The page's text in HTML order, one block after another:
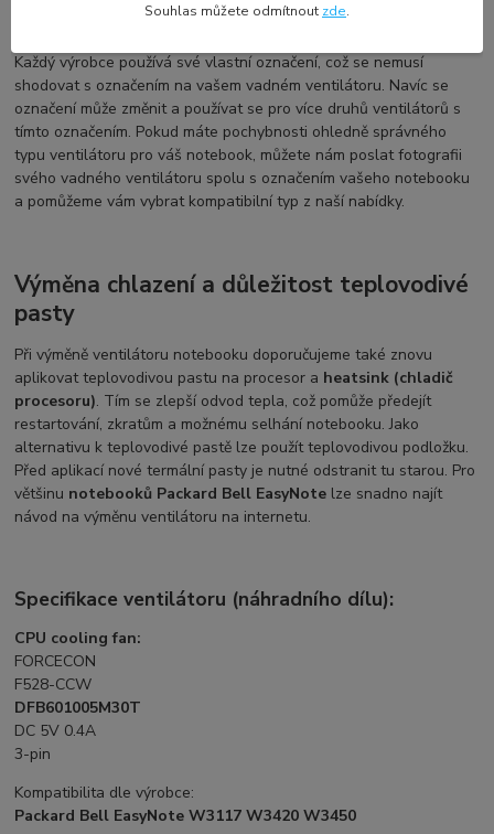
Packard Bell
Každý výrobce používá své vlastní označení, což se nemusí
shodovat s označením na vašem vadném ventilátoru. Navíc se
označení může změnit a používat se pro více druhů ventilátorů s
tímto označením. Pokud máte pochybnosti ohledně správného
typu ventilátoru pro váš notebook, můžete nám poslat fotografii
svého vadného ventilátoru spolu s označením vašeho notebooku
a pomůžeme vám vybrat kompatibilní typ z naší nabídky.
Výměna chlazení a důležitost teplovodivé
pasty
Při výměně ventilátoru notebooku doporučujeme také znovu
aplikovat teplovodivou pastu na procesor a heatsink (chladič
procesoru). Tím se zlepší odvod tepla, což pomůže předejít
restartování, zkratům a možnému selhání notebooku. Jako
alternativu k teplovodivé pastě lze použít teplovodivou podložku.
Před aplikací nové termální pasty je nutné odstranit tu starou. Pro
většinu notebooků Packard Bell EasyNote lze snadno najít
návod na výměnu ventilátoru na internetu.
Specifikace ventilátoru (náhradního dílu):
CPU cooling fan:
FORCECON
F528-CCW
DFB601005M30T
DC 5V 0.4A
3-pin
Kompatibilita dle výrobce:
Packard Bell EasyNote W3117 W3420 W3450
Souhlas můžete odmítnout zde.